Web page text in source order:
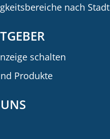
nach Stadt
schalten
Produkte